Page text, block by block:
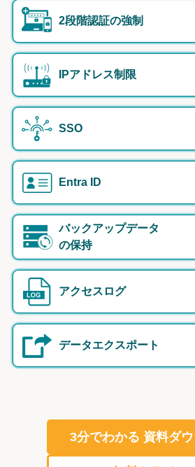
2段階認証の強制
IPアドレス制限
SSO
Entra ID
バックアップデータ
の保持
アクセスログ
データエクスポート
3分でわかる 資料ダ